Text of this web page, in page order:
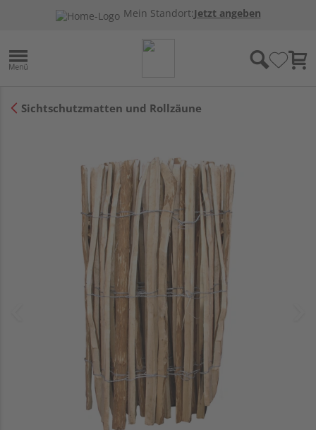
Mein Standort:Jetzt angeben
Sichtschutzmatten und Rollzäune